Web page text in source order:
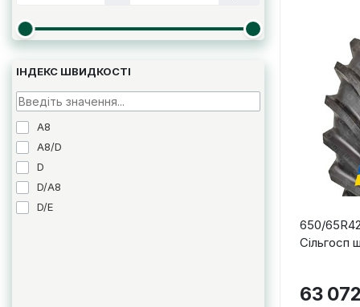
ІНДЕКС ШВИДКОСТІ
A8
A8/D
D
D/A8
D/E
650/
Сільгосп
63